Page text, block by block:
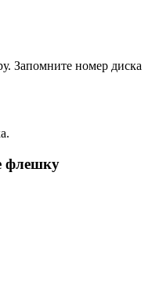
Запомните номер диска
флешку